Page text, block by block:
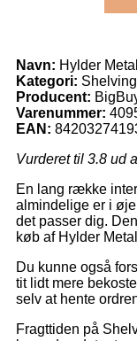
Navn: Hylder
Kategori:
Producent:
Varenummer:
EAN:
Vurderet til 3.8 ud
En lang række
almindelige er i
det passer dig.
køb af Hylder
Du kunne også
tit lidt mere
selv at hente
Fragttiden på